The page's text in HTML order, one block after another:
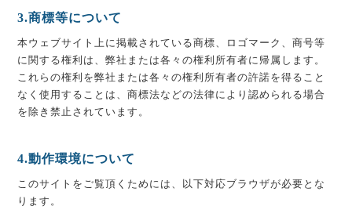
3.商標等について
本ウェブサイト上に掲載されている商標、ロゴマーク、商号等
に関する権利は、弊社または各々の権利所有者に帰属します。
これらの権利を弊社または各々の権利所有者の許諾を得ること
なく使用することは、商標法などの法律により認められる場合
を除き禁止されています。
4.動作環境について
このサイトをご覧頂くためには、以下対応ブラウザが必要とな
ります。